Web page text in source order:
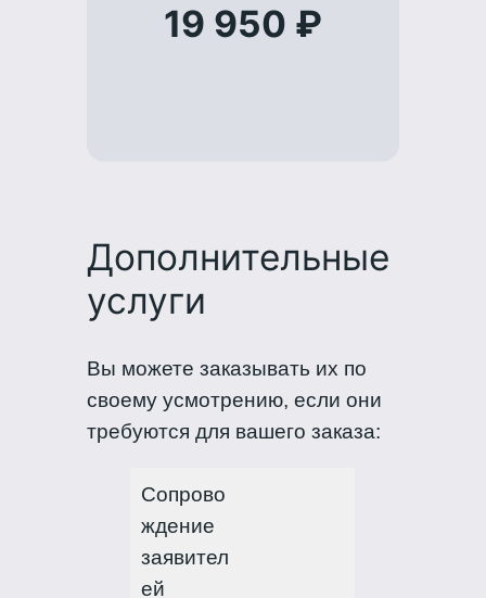
19 950 ₽
Дополнительные
услуги
Вы можете заказывать их по
своему усмотрению, если они
требуются для вашего заказа:
Сопрово
ждение
заявител
ей